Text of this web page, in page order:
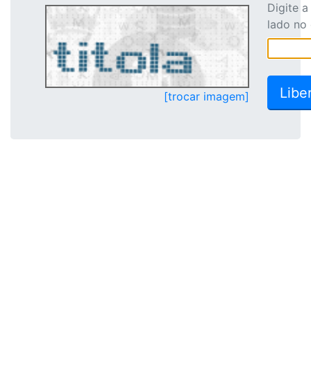
[trocar imagem]
Digite
lado no